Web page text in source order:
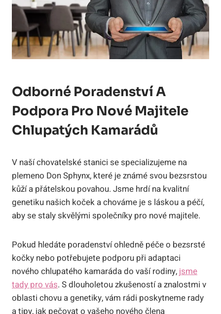
Odborné Poradenství⁣ A
Podpora Pro Nové Majitele
Chlupatých Kamarádů
V naší chovatelské stanici se specializujeme na
plemeno Don⁣ Sphynx, které⁣ je známé svou bezsrstou
kůží a přátelskou povahou.⁢ Jsme‌ hrdí na kvalitní
genetiku​ našich koček‍ a chováme je s ⁣láskou a péčí,
aby se staly skvělými společníky pro​ nové majitele.
Pokud hledáte‍ poradenství ohledně péče o bezsrsté
kočky nebo potřebujete podporu při adaptaci
nového chlupatého kamaráda do vaší rodiny, jsme
tady pro vás. S dlouholetou zkušeností ‍a znalostmi v
oblasti chovu a genetiky, vám ‌rádi poskytneme rady
a tipy, jak pečovat o vašeho nového člena